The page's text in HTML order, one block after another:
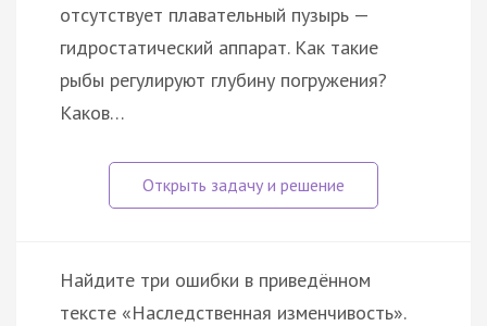
отсутствует плавательный пузырь —
гидростатический аппарат. Как такие
рыбы регулируют глубину погружения?
Каков…
Найдите три ошибки в приведённом
тексте «Наследственная изменчивость».